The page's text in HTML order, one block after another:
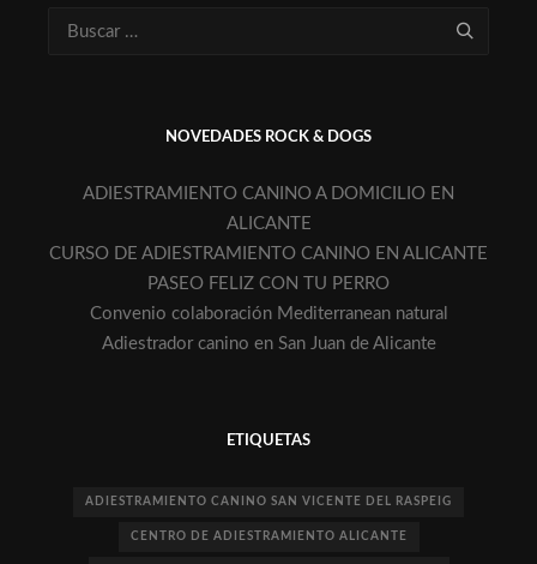
NOVEDADES ROCK & DOGS
ADIESTRAMIENTO CANINO A DOMICILIO EN
ALICANTE
CURSO DE ADIESTRAMIENTO CANINO EN ALICANTE
PASEO FELIZ CON TU PERRO
Convenio colaboración Mediterranean natural
Adiestrador canino en San Juan de Alicante
ETIQUETAS
ADIESTRAMIENTO CANINO SAN VICENTE DEL RASPEIG
CENTRO DE ADIESTRAMIENTO ALICANTE